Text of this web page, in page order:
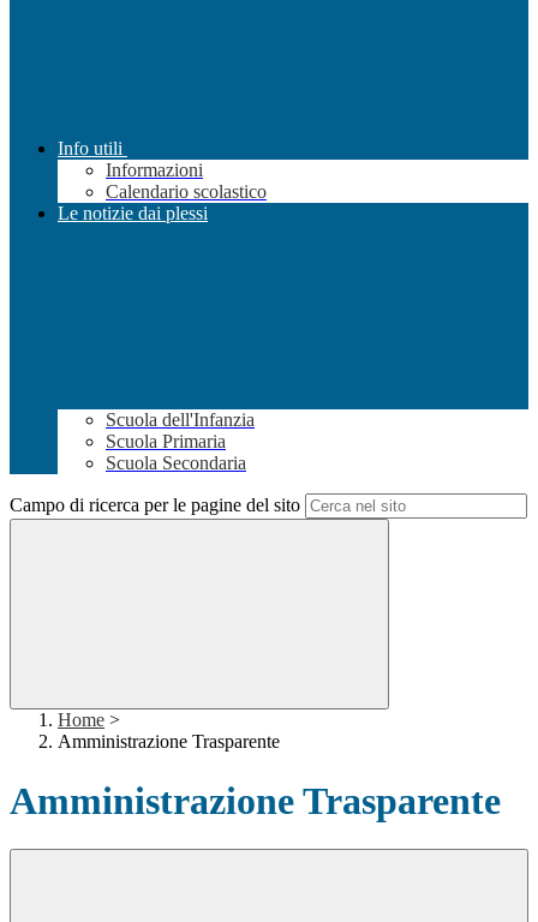
Info utili
Informazioni
Calendario scolastico
Le notizie dai plessi
Scuola dell'Infanzia
Scuola Primaria
Scuola Secondaria
Campo di ricerca per le pagine del sito
Home >
Amministrazione Trasparente
Amministrazione Trasparente